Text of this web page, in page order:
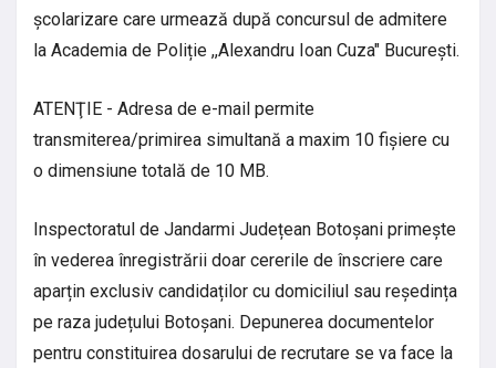
școlarizare care urmează după concursul de admitere
la Academia de Poliție ,,Alexandru Ioan Cuza" București.
ATENŢIE - Adresa de e-mail permite
transmiterea/primirea simultană a maxim 10 fișiere cu
o dimensiune totală de 10 MB.
Inspectoratul de Jandarmi Județean Botoșani primește
în vederea înregistrării doar cererile de înscriere care
aparțin exclusiv candidaților cu domiciliul sau reședința
pe raza județului Botoșani. Depunerea documentelor
pentru constituirea dosarului de recrutare se va face la